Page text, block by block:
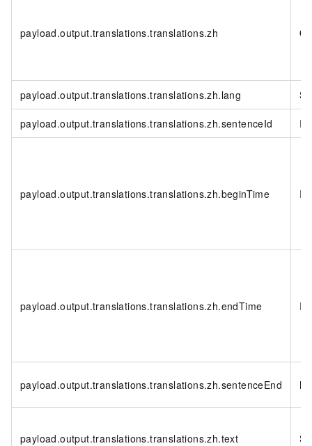
payload.output.translations.translations.zh
payload.output.translations.translations.zh.lang
payload.output.translations.translations.zh.sentenceId
payload.output.translations.translations.zh.beginTime
payload.output.translations.translations.zh.endTime
payload.output.translations.translations.zh.sentenceEnd
payload.output.translations.translations.zh.text